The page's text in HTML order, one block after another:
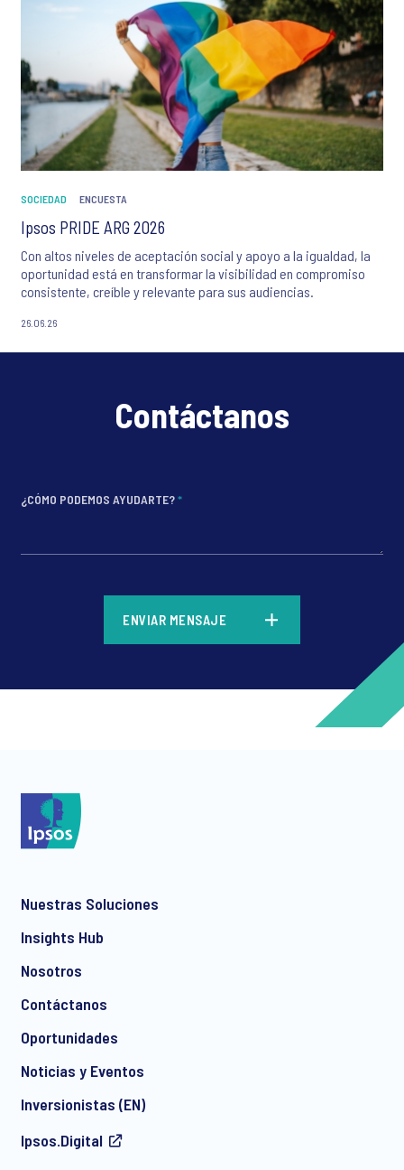
SOCIEDAD ENCUESTA
Ipsos PRIDE ARG 2026
Con altos niveles de aceptación social y apoyo a la igualdad, la
oportunidad está en transformar la visibilidad en compromiso
consistente, creíble y relevante para sus audiencias.
26.06.26
Contáctanos
¿CÓMO PODEMOS AYUDARTE?*
*
communication about products and services including
ENVIAR MENSAJE
Nuestras Soluciones
Insights Hub
Nosotros
Contáctanos
Oportunidades
Noticias y Eventos
Inversionistas (EN)
Ipsos.Digital